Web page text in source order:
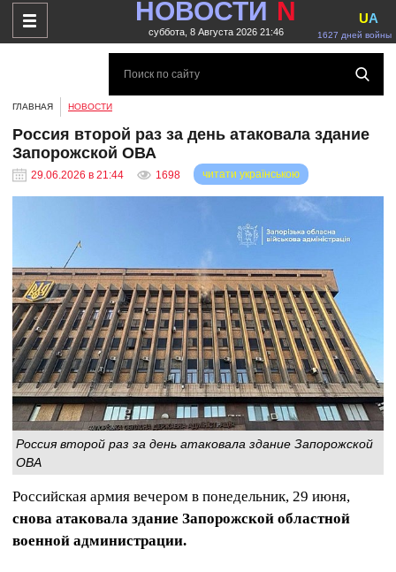
НОВОСТИ N
суббота, 8 Августа 2026 21:46 1627 дней войны
UA
ГЛАВНАЯ НОВОСТИ
Россия второй раз за день атаковала здание
Запорожской ОВА
29.06.2026 в 21:44 1698 читати українською
Россия второй раз за день атаковала здание Запорожской
ОВА
Российская армия вечером в понедельник, 29 июня,
снова атаковала здание Запорожской областной
военной администрации.